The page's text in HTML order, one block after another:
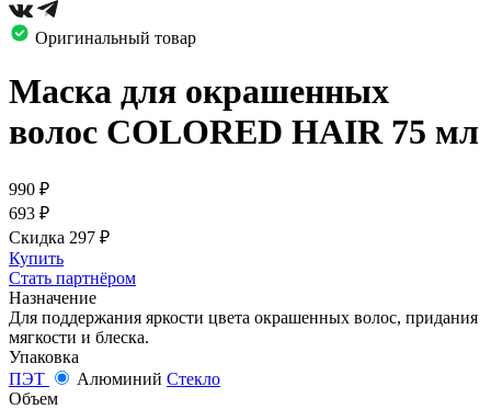
Оригинальный товар
Маска для окрашенных
волос COLORED HAIR 75 мл
990 ₽
693 ₽
Скидка 297 ₽
Купить
Стать партнёром
Назначение
Для поддержания яркости цвета окрашенных волос, придания
мягкости и блеска.
Упаковка
ПЭТ
Алюминий Стекло
Объем